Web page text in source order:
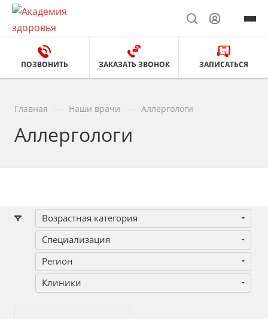
ПОЗВОНИТЬ ЗАКАЗАТЬ ЗВОНОК ЗАПИСАТЬСЯ
Главная Наши врачи Аллергологи
Аллергологи
Возрастная категория
Специализация
Регион
Клиники